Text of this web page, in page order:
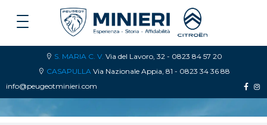
S. MARIA C. V. Via del Lavoro, 32 - 0823 84 57 20
CASAPULLA Via Nazionale Appia, 81 - 0823 34 36 88
info@peugeotminieri.com